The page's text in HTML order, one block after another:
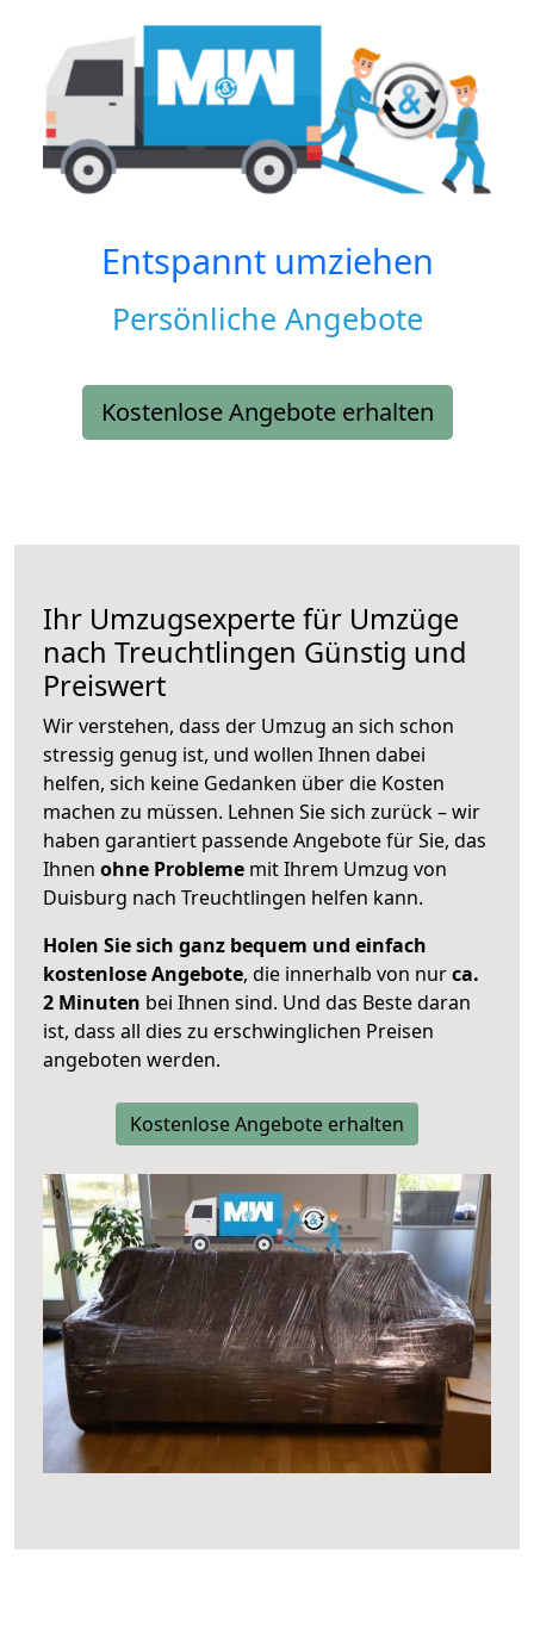
Entspannt umziehen
Persönliche Angebote
Kostenlose Angebote erhalten
Ihr Umzugsexperte für Umzüge
nach Treuchtlingen Günstig und
Preiswert
Wir verstehen, dass der Umzug an sich schon
stressig genug ist, und wollen Ihnen dabei
helfen, sich keine Gedanken über die Kosten
machen zu müssen. Lehnen Sie sich zurück – wir
haben garantiert passende Angebote für Sie, das
Ihnen ohne Probleme mit Ihrem Umzug von
Duisburg nach Treuchtlingen helfen kann.
Holen Sie sich ganz bequem und einfach
kostenlose Angebote, die innerhalb von nurca.
2 Minuten bei Ihnen sind. Und das Beste daran
ist, dass all dies zu erschwinglichen Preisen
angeboten werden.
Kostenlose Angebote erhalten